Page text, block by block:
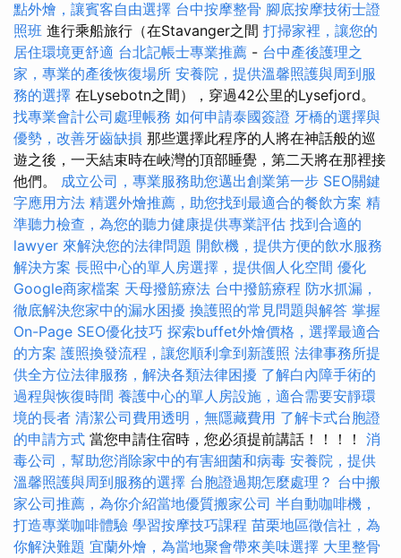
點外燴，讓賓客自由選擇 台中按摩整骨 腳底按摩技術士證
照班 進行乘船旅行（在Stavanger之間 打掃家裡，讓您的
居住環境更舒適 台北記帳士專業推薦 - 台中產後護理之
家，專業的產後恢復場所 安養院，提供溫馨照護與周到服
務的選擇 在Lysebotn之間），穿過42公里的Lysefjord。
找專業會計公司處理帳務 如何申請泰國簽證 牙橋的選擇與
優勢，改善牙齒缺損 那些選擇此程序的人將在神話般的巡
遊之後，一天結束時在峽灣的頂部睡覺，第二天將在那裡接
他們。 成立公司，專業服務助您邁出創業第一步 SEO關鍵
字應用方法 精選外燴推薦，助您找到最適合的餐飲方案 精
準聽力檢查，為您的聽力健康提供專業評估 找到合適的
lawyer 來解決您的法律問題 開飲機，提供方便的飲水服務
解決方案 長照中心的單人房選擇，提供個人化空間 優化
Google商家檔案 天母撥筋療法 台中撥筋療程 防水抓漏，
徹底解決您家中的漏水困擾 換護照的常見問題與解答 掌握
On-Page SEO優化技巧 探索buffet外燴價格，選擇最適合
的方案 護照換發流程，讓您順利拿到新護照 法律事務所提
供全方位法律服務，解決各類法律困擾 了解白內障手術的
過程與恢復時間 養護中心的單人房設施，適合需要安靜環
境的長者 清潔公司費用透明，無隱藏費用 了解卡式台胞證
的申請方式 當您申請住宿時，您必須提前講話！！！！ 消
毒公司，幫助您消除家中的有害細菌和病毒 安養院，提供
溫馨照護與周到服務的選擇 台胞證過期怎麼處理？ 台中搬
家公司推薦，為你介紹當地優質搬家公司 半自動咖啡機，
打造專業咖啡體驗 學習按摩技巧課程 苗栗地區徵信社，為
你解決難題 宜蘭外燴，為當地聚會帶來美味選擇 大里整骨